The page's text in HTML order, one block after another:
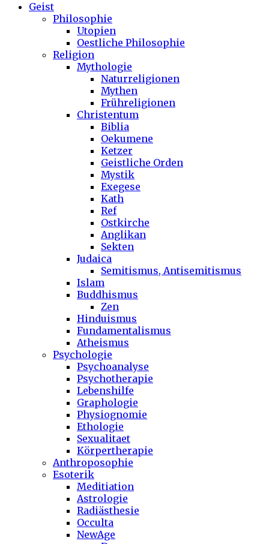
Geist
Philosophie
Utopien
Oestliche Philosophie
Religion
Mythologie
Naturreligionen
Mythen
Frühreligionen
Christentum
Biblia
Oekumene
Ketzer
Geistliche Orden
Mystik
Exegese
Kath
Ref
Ostkirche
Anglikan
Sekten
Judaica
Semitismus, Antisemitismus
Islam
Buddhismus
Zen
Hinduismus
Fundamentalismus
Atheismus
Psychologie
Psychoanalyse
Psychotherapie
Lebenshilfe
Graphologie
Physiognomie
Ethologie
Sexualitaet
Körpertherapie
Anthroposophie
Esoterik
Meditiation
Astrologie
Radiästhesie
Occulta
NewAge